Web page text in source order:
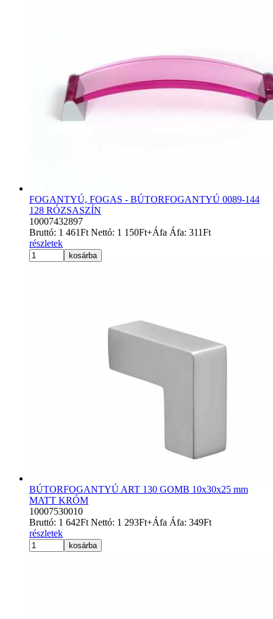
FOGANTYÚ, FOGAS - BÚTORFOGANTYÚ 0089-144
128 RÓZSASZÍN
10007432897
Bruttó: 1 461Ft Nettó: 1 150Ft+Áfa Áfa: 311Ft
részletek
kosárba
BÚTORFOGANTYÚ ART 130 GOMB 10x30x25 mm
MATT KRÓM
10007530010
Bruttó: 1 642Ft Nettó: 1 293Ft+Áfa Áfa: 349Ft
részletek
kosárba